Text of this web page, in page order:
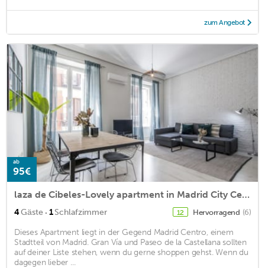
zum Angebot
ab
95€
laza de Cibeles-Lovely apartment in Madrid City Center
4Gäste · 1Schlafzimmer 12 Hervorragend (6)
Dieses Apartment liegt in der Gegend Madrid Centro, einem
Stadtteil von Madrid. Gran Vía und Paseo de la Castellana sollten
auf deiner Liste stehen, wenn du gerne shoppen gehst. Wenn du
dagegen lieber ...